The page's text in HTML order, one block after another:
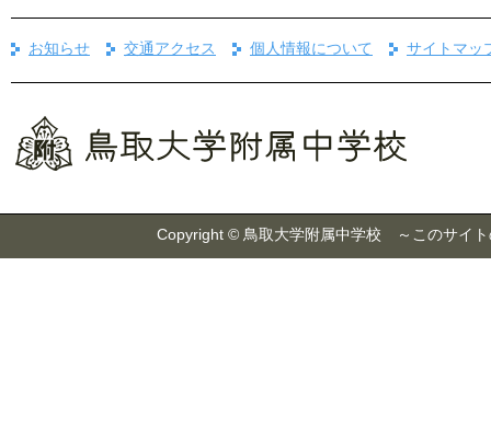
お知らせ 交通アクセス 個人情報について サイトマッ
Copyright © 鳥取大学附属中学校 ～このサイト